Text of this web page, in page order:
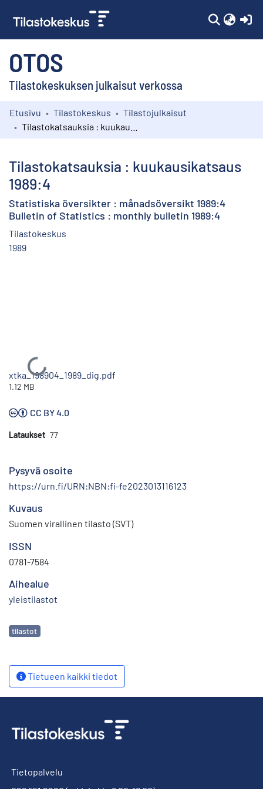
OTOS
Tilastokeskuksen julkaisut verkossa
Kokoelmat
Etusivu Tilastokeskus
Tilastojulkaisut
Tilastokatsauksia : kuukausikatsaus
1989:4
Statistiska översikter : månadsöversikt 1989:4
Bulletin of Statistics : monthly bulletin 1989:4
Tilastokeskus
1989
Ladataan...
xtka_198904_1989_dig.pdf
1.12 MB
CC BY 4.0
Lataukset 77
Pysyvä osoite
https://urn.fi/URN:NBN:fi-fe2023013116123
Kuvaus
Suomen virallinen tilasto (SVT)
ISSN
0781-7584
Aihealue
yleistilastot
Avainsanat
tilastot
Tietueen kaikki tiedot
Tietopalvelu